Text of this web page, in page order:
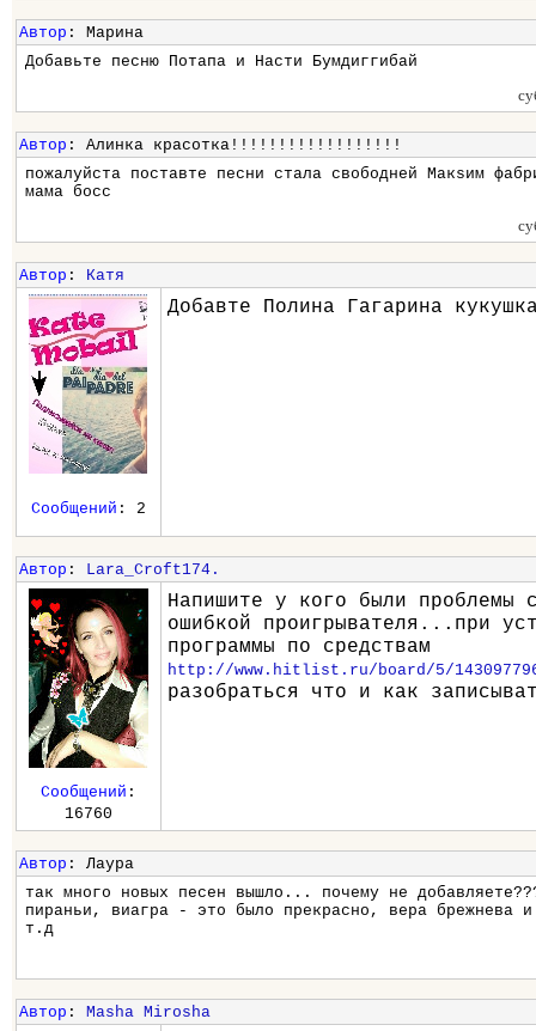
Автор : Марина
Добавьте песню Потапа и Насти Бумдиггибай
Автор : Алинка красотка!!!!!!!!!!!!!!!!!!
пожалуйста поставте песни стала свободней Макsим
мама босс
Автор : Катя
Добавте Полина Гагарина
Сообщений : 2
Автор : Lara_Croft174.
Напишите у кого были проблемы
ошибкой проигрывателя...при
программы по средствам
http://www.hitlist.ru/board/5/
разобраться что и как
Сообщений :
16760
Автор : Лаура
так много новых песен вышло... почему не
пираньи, виагра - это было прекрасно, вера брежнева
т.д
Автор : Masha Mirosha